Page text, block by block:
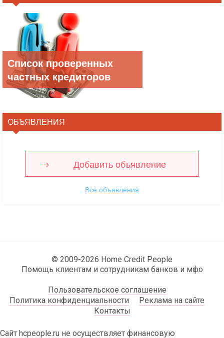
Список проверенных
частных кредиторов
ОБЪЯВЛЕНИЯ
Добавить объявление
Все объявления
© 2009-2026 Home Credit People
Помощь клиентам и сотрудникам банков и мфо
Пользовательское соглашение
Политика конфиденциальности
Реклама на сайте
Контакты
Сайт hcpeople.ru не осуществляет финансовую